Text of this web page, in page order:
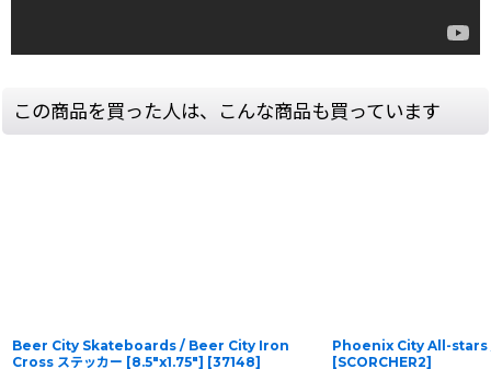
この商品を買った人は、こんな商品も買っています
Beer City Skateboards / Beer City Iron
Cross ステッカー [8.5"x1.75"] [37148]
Phoenix City All-
[SCORCHER2]